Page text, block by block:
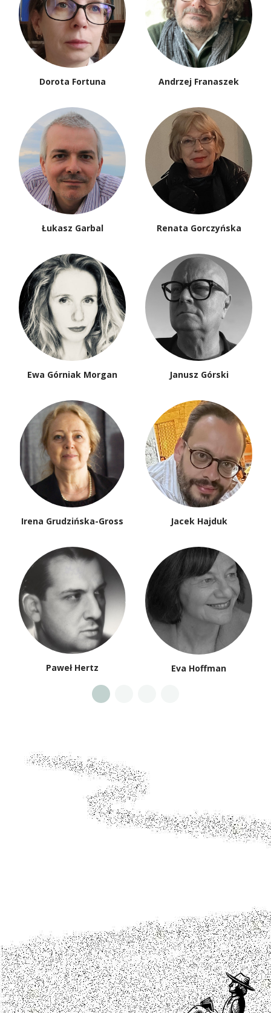
Dorota Fortuna Andrzej Franaszek
Łukasz Garbal Renata Gorczyńska
Ewa Górniak Morgan Janusz Górski
Irena Grudzińska-Gross Jacek Hajduk
Paweł Hertz Eva Hoffman